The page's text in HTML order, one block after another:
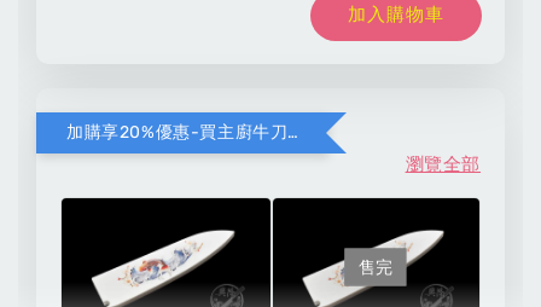
加入購物車
加購享20%優惠-買主廚牛刀加購彩圖壓克力鞘
瀏覽全部
售完